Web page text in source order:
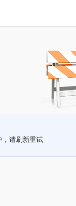
，请刷新重试